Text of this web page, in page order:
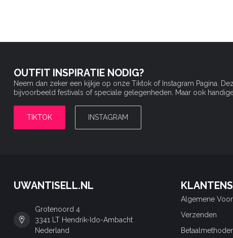
OUTFIT INSPIRATIE NODIG?
Neem dan zeker een kijkje op onze Tiktok of Instagram Pagina.
bijvoorbeeld festivals of speciale gelegenheden. Maar ook
TIKTOK INSTAGRAM
UWANTISELL.NL
Grotenoord 4
3341 LT Hendrik-Ido-Ambacht
Nederland
Algemene
Verzenden